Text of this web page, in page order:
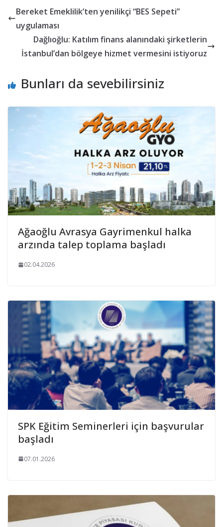
Bereket Emeklilik’ten yenilikçi “BES Sepeti”
uygulaması
Dağlıoğlu: Katılım finans alanındaki şirketlerin
İstanbul’dan bölgeye hizmet vermesini istiyoruz
Bunları da sevebilirsiniz
Ağaoğlu Avrasya Gayrimenkul halka
arzında talep toplama başladı
02.04.2026
SPK Eğitim Seminerleri için başvurular
başladı
07.01.2026